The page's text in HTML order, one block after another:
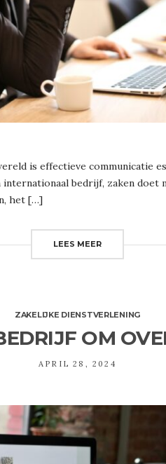
is effectieve communicatie
bedrijf, zaken doet
het […]
LEES MEER
ZAKELIJKE DIENSTVERLENING
OM
APRIL 28, 2024